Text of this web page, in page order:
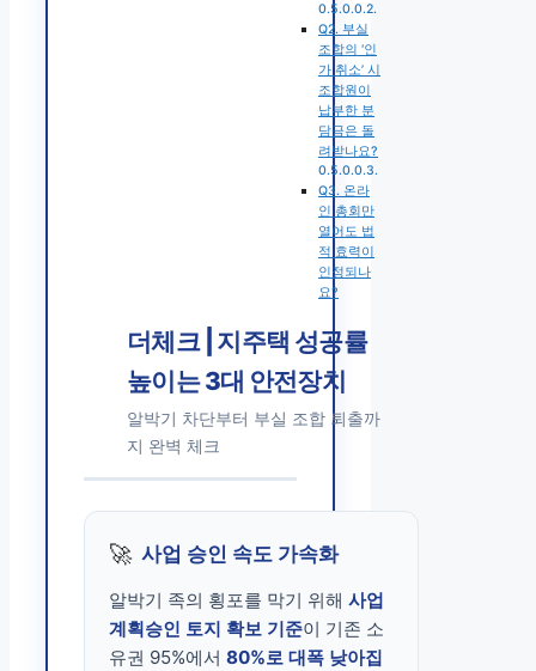
Q2. 부실
조합의 ‘인
가 취소’ 시
조합원이
납부한 분
담금은 돌
려받나요?
Q3. 온라
인 총회만
열어도 법
적 효력이
인정되나
요?
더체크 | 지주택 성공률
높이는 3대 안전장치
알박기 차단부터 부실 조합 퇴출까
지 완벽 체크
🚀 사업 승인 속도 가속화
알박기 족의 횡포를 막기 위해 사업
계획승인 토지 확보 기준이 기존 소
유권 95%에서 80%로 대폭 낮아집